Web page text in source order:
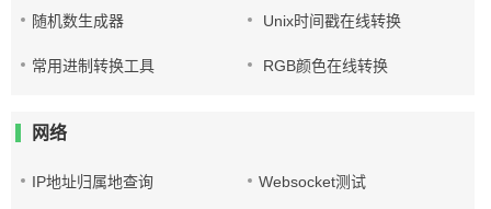
随机数生成器 Unix时间戳在线转换
常用进制转换工具 RGB颜色在线转换
网络
IP地址归属地查询 Websocket测试